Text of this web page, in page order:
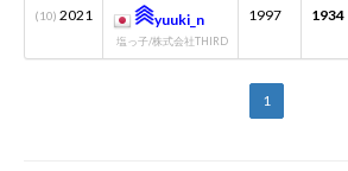
(10) 2021 yuuki_n
塩っ子/株式会社THIRD
1997 1934
1